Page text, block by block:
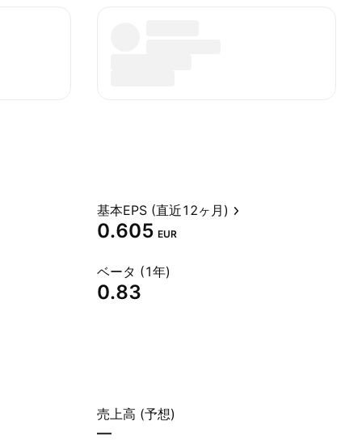
基本EPS (直近12ヶ月)
0.605 EUR
ベータ (1年)
0.83
売上高 (予想)
—